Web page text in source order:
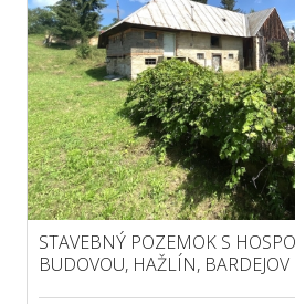
STAVEBNÝ POZEMOK S
BUDOVOU, HAŽLÍN, BARDEJOV